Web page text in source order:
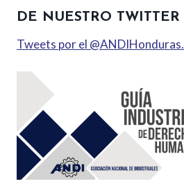
DE NUESTRO TWITTER
Tweets por el @ANDIHonduras.